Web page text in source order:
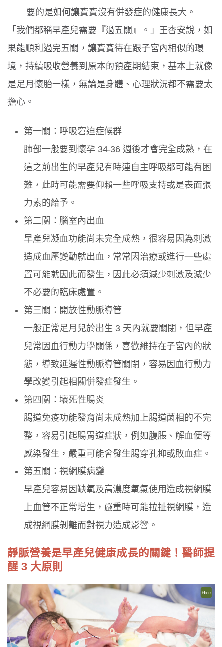
要的是如何讓寶寶沒有併發症的健康長大。
「我們都稱早產兒需要『過五關』。」王杏安說，如
果能順利過完五關，讓寶寶待在跟子宮內相似的環
境，持續吸收營養到原本的預產期結束，基本上就像
是足月懷胎一樣，無論是身體、心理狀況都不需要太
擔心。
第一關：呼吸窘迫症候群
肺部一般要到懷孕 34-36 週後才會完全成熟，在
這之前出生的早產兒有時連自主呼吸都可能有困
難，此時可能需要仰賴一些呼吸支持或是表面張
力素的給予。
第二關：腦室內出血
早產兒凝血功能尚未完全成熟，很容易因為刺激
造成血壓變動就出血，常常因治療或進行一些處
置可能就因此而發生，因此必須減少刺激及減少
不必要的臨床處置。
第三關：開放性動脈導管
一般正常足月兒於出生 3 天內就要關閉，但早產
兒常因血行動力學關係，喜歡維持在子宮內的狀
態，導致延遲性動脈導管關閉，容易因血行動力
學改變引起相關併發症發生。
第四關：壞死性腸炎
腸道免疫功能發育尚未成熟加上腸道菌相的不完
整，容易引起腸胃道症狀，例如腹脹、解血便等
感染發生，嚴重可能會發生腸穿孔抑或敗血症。
第五關：視網膜病變
早產兒容易因缺氧及高濃度氧氣使用造成視網膜
上血管不正常增生，嚴重時可能拉扯視網膜，造
成視網膜剝離而對視力造成影響。
靜脈營養是早產兒健康成長的關鍵！醫師提
醒 3 大原則